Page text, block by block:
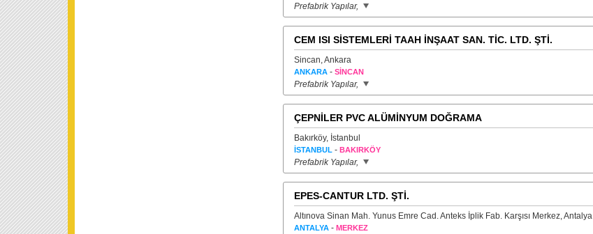
Prefabrik Yapılar,
CEM ISI SİSTEMLERİ TAAH İNŞAAT SAN. TİC. LTD. ŞTİ.
Sincan, Ankara
ANKARA- SİNCAN
Prefabrik Yapılar,
ÇEPNİLER PVC ALÜMİNYUM DOĞRAMA
Bakırköy, İstanbul
İSTANBUL- BAKIRKÖY
Prefabrik Yapılar,
EPES-CANTUR LTD. ŞTİ.
Altınova Sinan Mah. Yunus Emre Cad. Anteks İplik Fab. Karşısı Merkez, Antalya
ANTALYA- MERKEZ